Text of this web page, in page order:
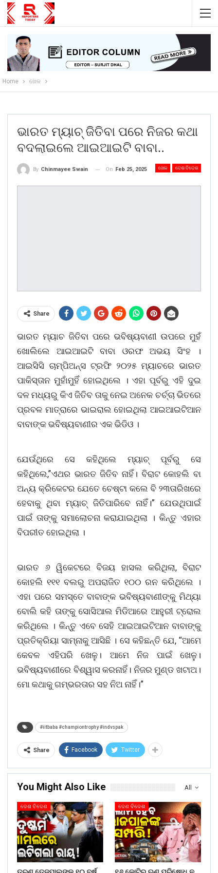
Home ଖେଳ
ଭାରତ ମ୍ୟାଚ୍ ଜିତିବା ପରେ ନିଜର କଥା
ବଦଲାଇଲେ ଆଇଆଇଟି ବାବା..
ଖେଳ ଦେଶ ବିଦେଶ
By Chinmayee Swain On Feb 25, 2025
Share
ଭାରତ ମ୍ୟାଚ ଜିତିବା ପରେ ଭବିଷ୍ୟବାଣୀ ଉପରେ ମୁହଁ
ଖୋଲିଲେ ଆଇଆଇଟି ବାବା ଓରଫ ଅଭୟ ସିଂହ ।
ଆଇସିସି ଚାମ୍ପିଅନ୍ସ ଟ୍ରଫି ୨୦୨୫ ମ୍ୟାଚରେ ଭାରତ
ପାକିସ୍ତାନ ମୁହାଁମୁହିଁ ହୋଇଥିଲେ । ଏହା ପୂର୍ବରୁ ଏହି ଦୁଇ
ଦଳ ମଧ୍ୟରୁ କିଏ ଜିତିବ ତାକୁ ନେଇ ଅନେକ ଚର୍ଚ୍ଚା ଭିତରେ
ପ୍ରବଳ ମାତ୍ରାରେ ଭାଇରାଲ ହୋଇଥିଲା ଆଇଆଇଟିଆନ
ବାବାଙ୍କ ଭବିଷ୍ୟବାଣୀର ଏକ ଭିଡିଓ ।
ଯେଉଁଥିରେ ସେ କହିଥିଲେ ମ୍ୟାଚ୍ ପୂର୍ବରୁ ସେ
କହିଥିଲେ,”ଏଥର ଭାରତ ଜିତିବ ନାହିଁ। ବିରାଟ କୋହଲି ବା
ଅନ୍ୟ କ୍ରିକେଟର ଯେତେ‌ ଚେଷ୍ଟା କଲେ ବି ୨୩ତାରିଖରେ
ହେବାକୁ ଥିବା ମ୍ୟାଚ୍ ଜିତିପାରିବେ ନାହିଁ।” ଯେଉଥିପାଇଁ
ପାଇଁ ତାଙ୍କୁ ସମାଲୋଚନା କରାଯାଇଥିଲା । କିନ୍ତୁ ଏହାର
ବିପରୀତ ହୋଇଥିଲା ।
ଭାରତ ୬ ୱିକେଟରେ ବିଜୟ ହାସଲ କରିଥିଲା, ବିରାଟ
କୋହଲି ୧୧୧ ବଲରୁ ଅପରାଜିତ ୧୦୦ ରନ କରିଥିଲେ ।
ଏହା ପରେ ସମସ୍ତେ ବାବାଙ୍କ ଭବିଷ୍ୟବାଣୀଙ୍କୁ ମିଥ୍ୟା
ବୋଲି କହି ତାଙ୍କୁ ସୋସିଆଲ ମିଡିଆରେ ଆହୁରୀ ଟ୍ରୋଲ
କରିଥିଲେ । କିନ୍ତୁ ଏବେ ସେହି ଆଇଆଇଟିଆନ ବାବାଙ୍କୁ
ପ୍ରତିକ୍ରିୟା ସାମ୍ନାକୁ ଆସିଛି । ସେ କହିଛନ୍ତି ଯେ, “ଆମେ
କେବଳ ଏହିପରି ଖେଳୁ। ଆମେ ନିଜ ପାଇଁ ଖେଳୁ।
ଭବିଷ୍ୟବାଣୀରେ ବିଶ୍ୱାସ କରନାହିଁ। ନିଜର ମୁଣ୍ଡ ଖଟାଅ।
ମୋ କଥାକୁ ଗମ୍ଭରତାର ସହ ନିଅ ନାହିଁ।”
#iitbaba #championtrophy #indvspak
Share Facebook Twitter
All
You Might Also Like
ଦେଶ ବିଦେଶ ଦେଶ ବିଦେଶ